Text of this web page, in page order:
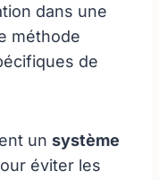
dans une
méthode
de
un système
éviter les